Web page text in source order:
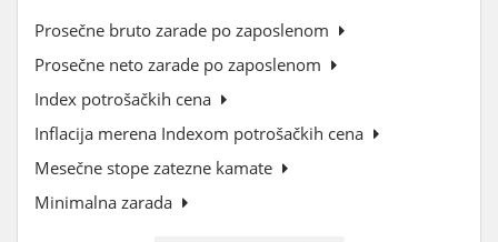
Prosečne bruto zarade po zaposlenom
Prosečne neto zarade po zaposlenom
Index potrošačkih cena
Inflacija merena Indexom potrošačkih cena
Mesečne stope zatezne kamate
Minimalna zarada